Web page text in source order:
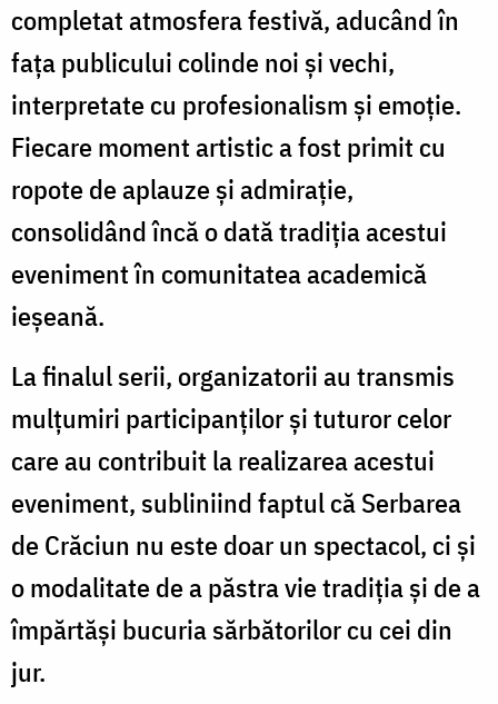
completat atmosfera festivă, aducând în
fața publicului colinde noi și vechi,
interpretate cu profesionalism și emoție.
Fiecare moment artistic a fost primit cu
ropote de aplauze și admirație,
consolidând încă o dată tradiția acestui
eveniment în comunitatea academică
ieșeană.
La finalul serii, organizatorii au transmis
mulțumiri participanților și tuturor celor
care au contribuit la realizarea acestui
eveniment, subliniind faptul că Serbarea
de Crăciun nu este doar un spectacol, ci și
o modalitate de a păstra vie tradiția și de a
împărtăși bucuria sărbătorilor cu cei din
jur.